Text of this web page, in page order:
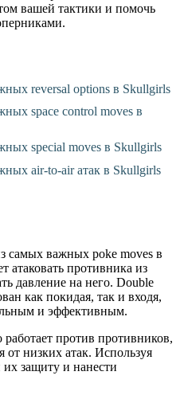
вашей тактики и помочь
reversal options в Skullgirls
space control moves в
special moves в Skullgirls
air-to-air атак в Skullgirls
самых важных poke moves в
атаковать противника из
давление на него. Double
как покидая, так и входя,
и эффективным.
против противников,
низких атак. Используя
защиту и нанести